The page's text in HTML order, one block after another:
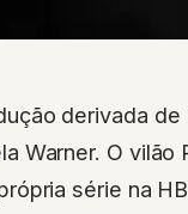
derivada de
Warner. O
série na